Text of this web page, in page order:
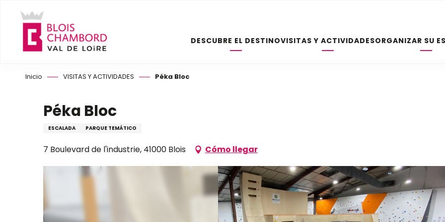
contenu
principal
DESCUBRE EL DESTINOVISITAS Y ACTIVIDADESORGANIZAR SU
Inicio VISITAS Y ACTIVIDADES Péka Bloc
Péka Bloc
ESCALADA PARQUE TEMÁTICO
7 Boulevard de l'industrie, 41000 Blois Cómo llegar